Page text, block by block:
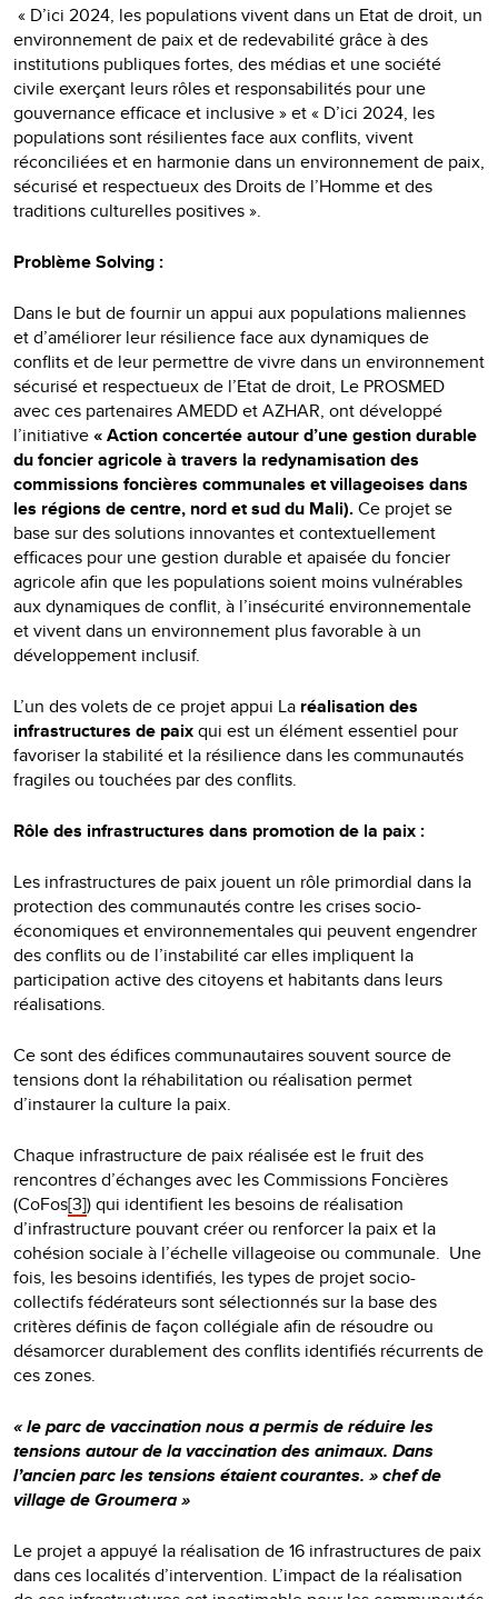
« D’ici 2024, les populations vivent dans un Etat de droit, un
environnement de paix et de redevabilité grâce à des
institutions publiques fortes, des médias et une société
civile exerçant leurs rôles et responsabilités pour une
gouvernance efficace et inclusive » et « D’ici 2024, les
populations sont résilientes face aux conflits, vivent
réconciliées et en harmonie dans un environnement de paix,
sécurisé et respectueux des Droits de l’Homme et des
traditions culturelles positives ».
Problème Solving :
Dans le but de fournir un appui aux populations maliennes
et d’améliorer leur résilience face aux dynamiques de
conflits et de leur permettre de vivre dans un environnement
sécurisé et respectueux de l’Etat de droit, Le PROSMED
avec ces partenaires AMEDD et AZHAR, ont développé
l’initiative« Action concertée autour d’une gestion durable
du foncier agricole à travers la redynamisation des
commissions foncières communales et villageoises dans
les régions de centre, nord et sud du Mali).Ce projet se
base sur des solutions innovantes et contextuellement
efficaces pour une gestion durable et apaisée du foncier
agricole afin que les populations soient moins vulnérables
aux dynamiques de conflit, à l’insécurité environnementale
et vivent dans un environnement plus favorable à un
développement inclusif.
L’un des volets de ce projet appui La réalisation des
infrastructures de paixqui est un élément essentiel pour
favoriser la stabilité et la résilience dans les communautés
fragiles ou touchées par des conflits.
Rôle des infrastructures dans promotion de la paix :
Les infrastructures de paix jouent un rôle primordial dans la
protection des communautés contre les crises socio-
économiques et environnementales qui peuvent engendrer
des conflits ou de l’instabilité car elles impliquent la
participation active des citoyens et habitants dans leurs
réalisations.
Ce sont des édifices communautaires souvent source de
tensions dont la réhabilitation ou réalisation permet
d’instaurer la culture la paix.
Chaque infrastructure de paix réalisée est le fruit des
rencontres d’échanges avec les Commissions Foncières
(CoFos[3]) qui identifient les besoins de réalisation
d’infrastructure pouvant créer ou renforcer la paix et la
cohésion sociale à l’échelle villageoise ou communale. Une
fois, les besoins identifiés, les types de projet socio-
collectifs fédérateurs sont sélectionnés sur la base des
critères définis de façon collégiale afin de résoudre ou
désamorcer durablement des conflits identifiés récurrents de
ces zones.
« le parc de vaccination nous a permis de réduire les
tensions autour de la vaccination des animaux. Dans
l’ancien parc les tensions étaient courantes. » chef de
village de Groumera »
Le projet a appuyé la réalisation de 16 infrastructures de paix
dans ces localités d’intervention. L’impact de la réalisation